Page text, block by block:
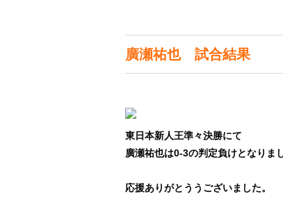
廣瀬祐也 試合結果
東日本新人王準々決勝にて
廣瀬祐也は0-3の判定負けとなりまし
応援ありがとううございました。